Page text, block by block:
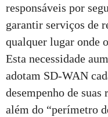
responsáveis por
garantir serviços de
qualquer lugar onde
Esta necessidade
adotam SD-WAN
desempenho de suas
além do “perímetro